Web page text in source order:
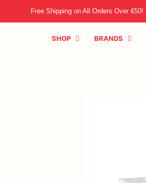
Free Shipping on All Orders Over €50!
SHOP BRANDS